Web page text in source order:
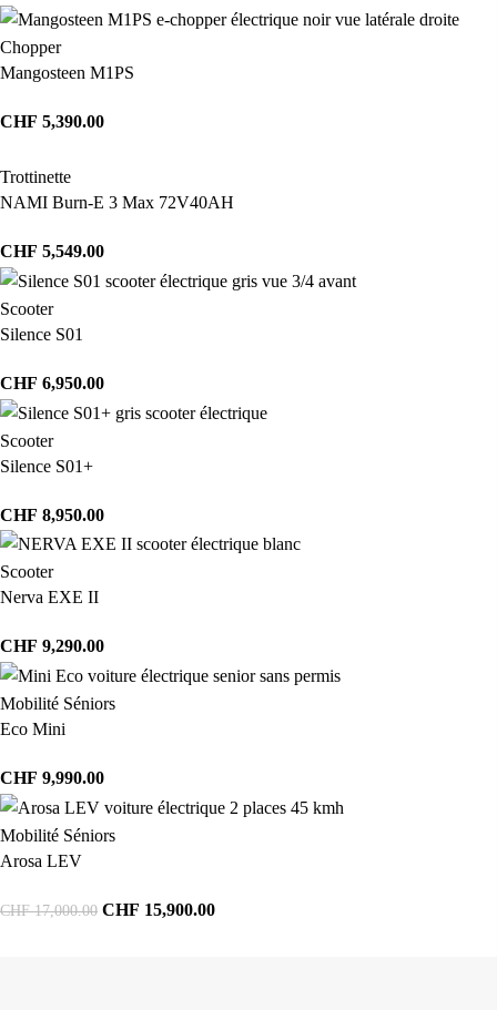
Chopper
Mangosteen M1PS
CHF 5,390.00
Trottinette
NAMI Burn-E 3 Max 72V40AH
CHF 5,549.00
Scooter
Silence S01
CHF 6,950.00
Scooter
Silence S01+
CHF 8,950.00
Scooter
Nerva EXE II
CHF 9,290.00
Mobilité Séniors
Eco Mini
CHF 9,990.00
Mobilité Séniors
Arosa LEV
CHF17,000.00 CHF 15,900.00